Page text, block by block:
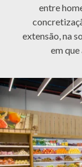
entre
extensão, na
em